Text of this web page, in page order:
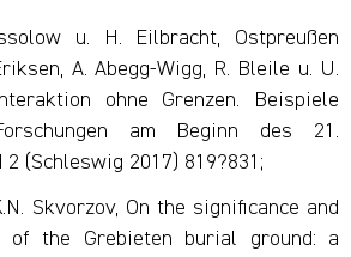
u. H. Eilbracht, Ostpreußen
A. Abegg-Wigg, R. Bleile u. U.
ohne Grenzen. Beispiele
am Beginn des 21.
(Schleswig 2017) 819?831;
Skvorzov, On the significance and
of the Grebieten burial ground: a